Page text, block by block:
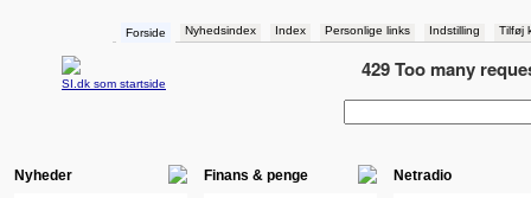
Forside Nyhedsindex Index Personlige links Indstilling Tilføj
SI.dk som startside
Nyheder
Finans & penge
Netradio